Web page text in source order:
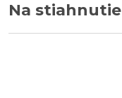
Na stiahnutie